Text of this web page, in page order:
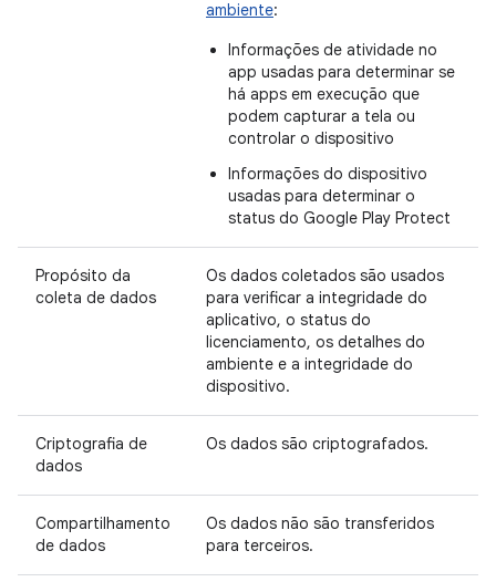
ambiente:
Informações de atividade no
app usadas para determinar se
há apps em execução que
podem capturar a tela ou
controlar o dispositivo
Informações do dispositivo
usadas para determinar o
status do Google Play Protect
Propósito da
coleta de dados
Os dados coletados são usados
para verificar a integridade do
aplicativo, o status do
licenciamento, os detalhes do
ambiente e a integridade do
dispositivo.
Criptografia de
dados
Os dados são criptografados.
Compartilhamento
de dados
Os dados não são transferidos
para terceiros.